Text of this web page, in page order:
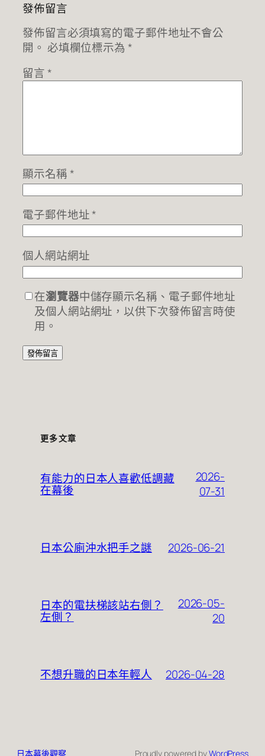
發佈留言
發佈留言必須填寫的電子郵件地址不會公
開。 必填欄位標示為 *
留言 *
顯示名稱 *
電子郵件地址*
個人網站網址
在瀏覽器中儲存顯示名稱、電子郵件地址
及個人網站網址，以供下次發佈留言時使
用。
更多文章
有能力的日本人喜歡低調藏
在幕後
2026-
07-31
日本公廁沖水把手之謎 2026-06-21
日本的電扶梯該站右側？
左側？
2026-05-
20
不想升職的日本年輕人 2026-04-28
日本幕後觀察 Proudly powered byWordPress